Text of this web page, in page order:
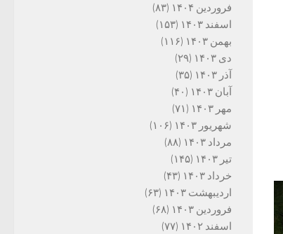
فروردین ۱۴۰۴
(۸۳)
اسفند ۱۴۰۳
(۱۵۳)
بهمن ۱۴۰۳
(۱۱۶)
دی ۱۴۰۳
(۲۹)
آذر ۱۴۰۳
(۳۵)
آبان ۱۴۰۳
(۴۰)
مهر ۱۴۰۳
(۷۱)
شهریور ۱۴۰۳
(۱۰۶)
مرداد ۱۴۰۳
(۸۸)
تیر ۱۴۰۳
(۱۴۵)
خرداد ۱۴۰۳
(۴۳)
اردیبهشت ۱۴۰۳
(۶۳)
فروردین ۱۴۰۳
(۶۸)
اسفند ۱۴۰۲
(۷۷)